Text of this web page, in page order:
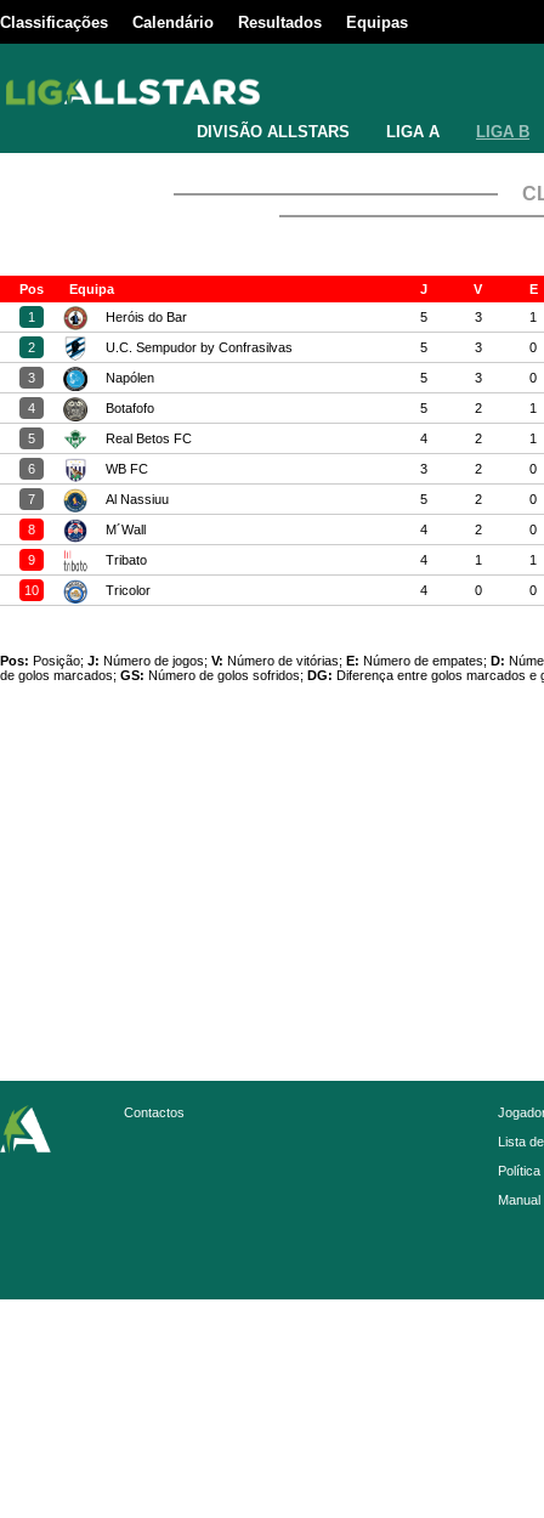
Classificações Calendário Resultados Equipas
DIVISÃO ALLSTARS LIGA A LIGA B
Pos Equipa J V
E
1
Heróis do Bar 5 3 1
2 U.C. Sempudor by Confrasilvas 5 3 0
3 Napólen 5 3 0
4 Botafofo 5 2 1
5 Real Betos FC 4 2 1
6 WB FC 3 2 0
7 Al Nassiuu 5 2 0
8 M´Wall 4 2 0
9 Tribato 4 1 1
10 Tricolor 4 0 0
Pos: Posição; J: Número de jogos; V: Número de vitórias; E: Número de empates; D:
de golos marcados; GS: Número de golos sofridos; DG: Diferença entre golos marcados e
Contactos
Lista
Política